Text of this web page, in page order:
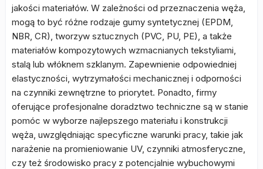
jakości materiałów. W zależności od przeznaczenia węża,
mogą to być różne rodzaje gumy syntetycznej (EPDM,
NBR, CR), tworzyw sztucznych (PVC, PU, PE), a także
materiałów kompozytowych wzmacnianych tekstyliami,
stalą lub włóknem szklanym. Zapewnienie odpowiedniej
elastyczności, wytrzymałości mechanicznej i odporności
na czynniki zewnętrzne to priorytet. Ponadto, firmy
oferujące profesjonalne doradztwo techniczne są w stanie
pomóc w wyborze najlepszego materiału i konstrukcji
węża, uwzględniając specyficzne warunki pracy, takie jak
narażenie na promieniowanie UV, czynniki atmosferyczne,
czy też środowisko pracy z potencjalnie wybuchowymi